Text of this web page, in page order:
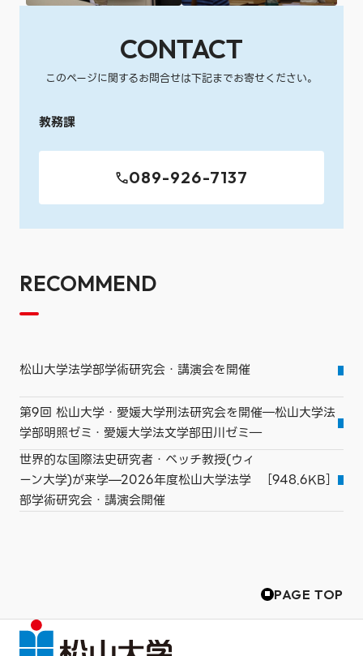
CONTACT
このページに関するお問合せは下記までお寄せください。
教務課
089-926-7137
RECOMMEND
松山大学法学部学術研究会・講演会を開催
第9回 松山大学・愛媛大学刑法研究会を開催―松山大学法
学部明照ゼミ・愛媛大学法文学部田川ゼミ―
世界的な国際法史研究者・ベッチ教授(ウィ
ーン大学)が来学—2026年度松山大学法学
部学術研究会・講演会開催
［948.6KB］
PAGE TOP